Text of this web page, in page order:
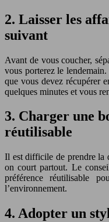
2. Laisser les
suivant
Avant de vous coucher,
vous porterez le
que vous devez récupérer
quelques minutes et vous
3. Charger une
réutilisable
Il est difficile de prendre la
on court partout. Le
préférence réutilisable
l’environnement.
4. Adopter un